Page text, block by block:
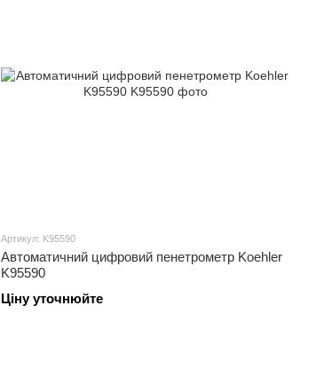
Артикул: K95590
Автоматичний цифровий пенетрометр Koehler
K95590
Ціну уточнюйте